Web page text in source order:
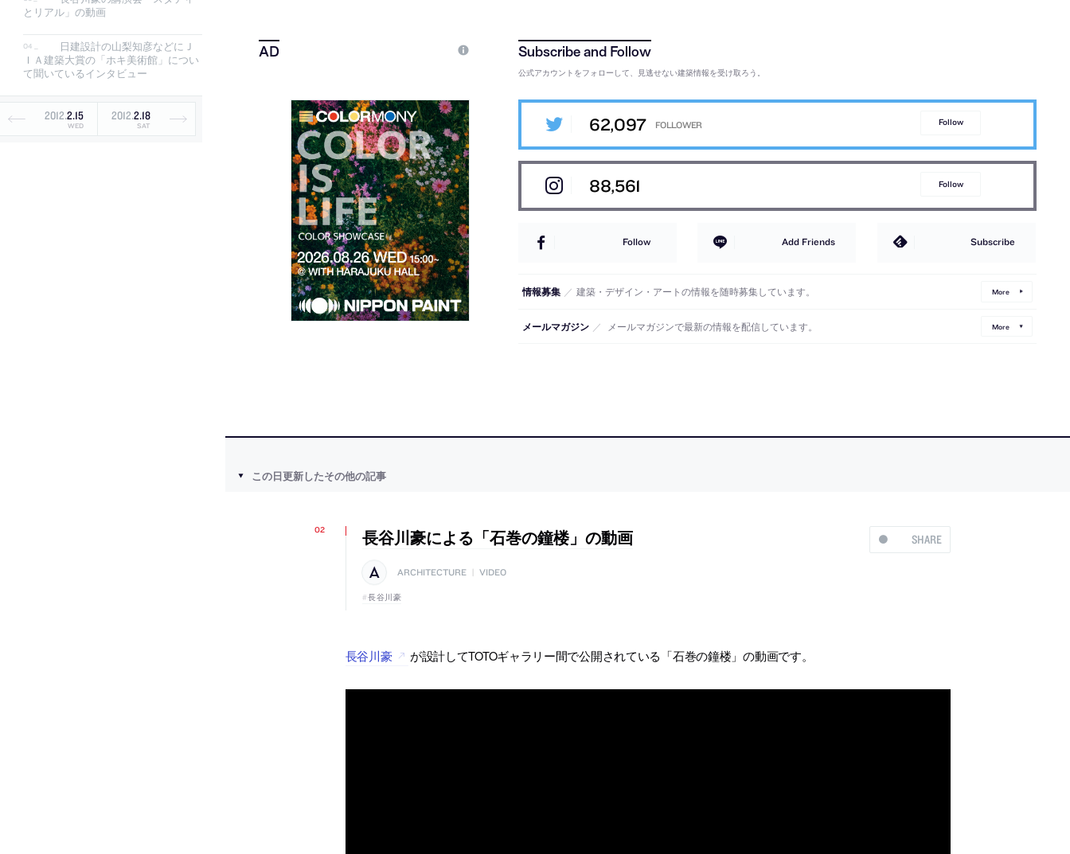
とリアル」の動画
日建設計の山梨知彦などにＪ
ＩＡ建築大賞の「ホキ美術館」につい
て聞いているインタビュー
2012.2.15
WED
2012.2.18
SAT
公式アカウントをフォローして、見逃せない建築情報を受け取ろう。
62,097 Follow
88,561 Follow
Follow Add Friends Subscribe
情報募集 ／ 建築・デザイン・アートの情報を随時募集しています。 More
メールマガジン ／ メールマガジンで最新の情報を配信しています。 More
この日更新したその他の記事
SHARE
長谷川豪による「石巻の鐘楼」の動画
ARCHITECTURE VIDEO
長谷川豪
長谷川豪 が設計してTOTOギャラリー間で公開されている「石巻の鐘楼」の動画です。